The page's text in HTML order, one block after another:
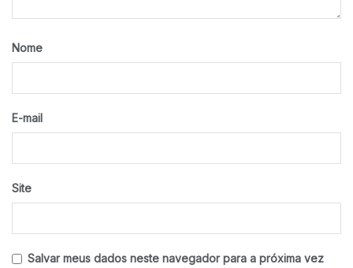
Nome
E-mail
Site
Salvar meus dados neste navegador para a próxima vez